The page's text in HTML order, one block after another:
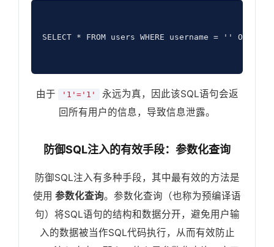
SELECT * FROM users WHERE username = '' OR
由于 '1'='1'
永远为真，因此该SQL语句会返
回所有用户的信息，导致信息泄露。
防御SQL注入的有效手段：参数化查询
防御SQL注入有多种手段，其中最有效的方法是
使用 参数化查询。参数化查询（也称为预编译语
句）将SQL语句的结构和数据分开，避免用户输
入的数据被当作SQL代码执行，从而有效防止